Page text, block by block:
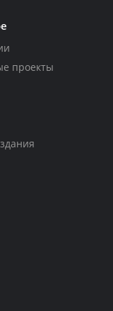
проекты